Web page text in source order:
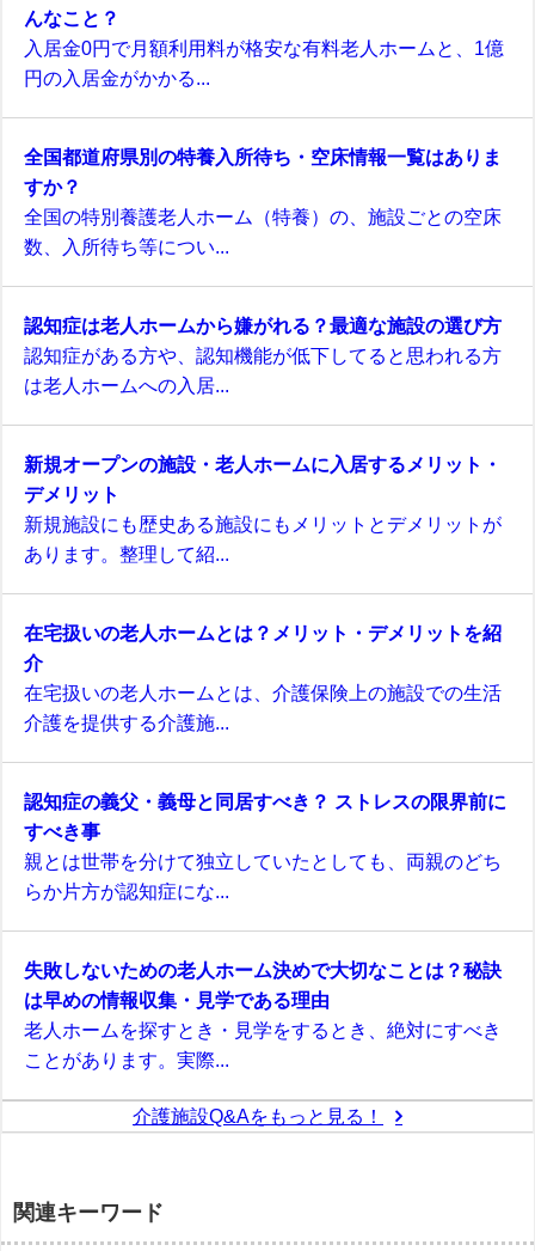
んなこと？
入居金0円で月額利用料が格安な有料老人ホームと、1億
円の入居金がかかる...
全国都道府県別の特養入所待ち・空床情報一覧はありま
すか？
全国の特別養護老人ホーム（特養）の、施設ごとの空床
数、入所待ち等につい...
認知症は老人ホームから嫌がれる？最適な施設の選び方
認知症がある方や、認知機能が低下してると思われる方
は老人ホームへの入居...
新規オープンの施設・老人ホームに入居するメリット・
デメリット
新規施設にも歴史ある施設にもメリットとデメリットが
あります。整理して紹...
在宅扱いの老人ホームとは？メリット・デメリットを紹
介
在宅扱いの老人ホームとは、介護保険上の施設での生活
介護を提供する介護施...
認知症の義父・義母と同居すべき？ ストレスの限界前に
すべき事
親とは世帯を分けて独立していたとしても、両親のどち
らか片方が認知症にな...
失敗しないための老人ホーム決めで大切なことは？秘訣
は早めの情報収集・見学である理由
老人ホームを探すとき・見学をするとき、絶対にすべき
ことがあります。実際...
介護施設Q&Aをもっと見る！
関連キーワード